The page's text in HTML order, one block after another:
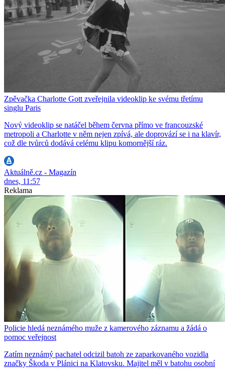
Zpěvačka Charlotte Gott zveřejnila videoklip ke svému třetímu
singlu Paris
Nový videoklip se natáčel během června přímo ve francouzské
metropoli a Charlotte v něm nejen zpívá, ale doprovází se i na klavír,
což dle tvůrců dodává celému klipu komornější ráz.
Aktuálně.cz - Magazín
dnes, 11:57
Reklama
Policie hledá neznámého muže z kamerového záznamu a žádá o
pomoc veřejnost
Zatím neznámý pachatel odcizil batoh ze zaparkovaného vozidla
značky Škoda v Plánici na Klatovsku. Majitel měl v batohu osobní